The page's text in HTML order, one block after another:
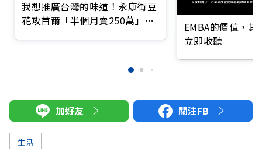
我想推廣台灣的味道！永康街豆
花攻首爾「半個月賣250萬」讓
EMBA的價值，
立即收聽
加好友 關注FB
生活